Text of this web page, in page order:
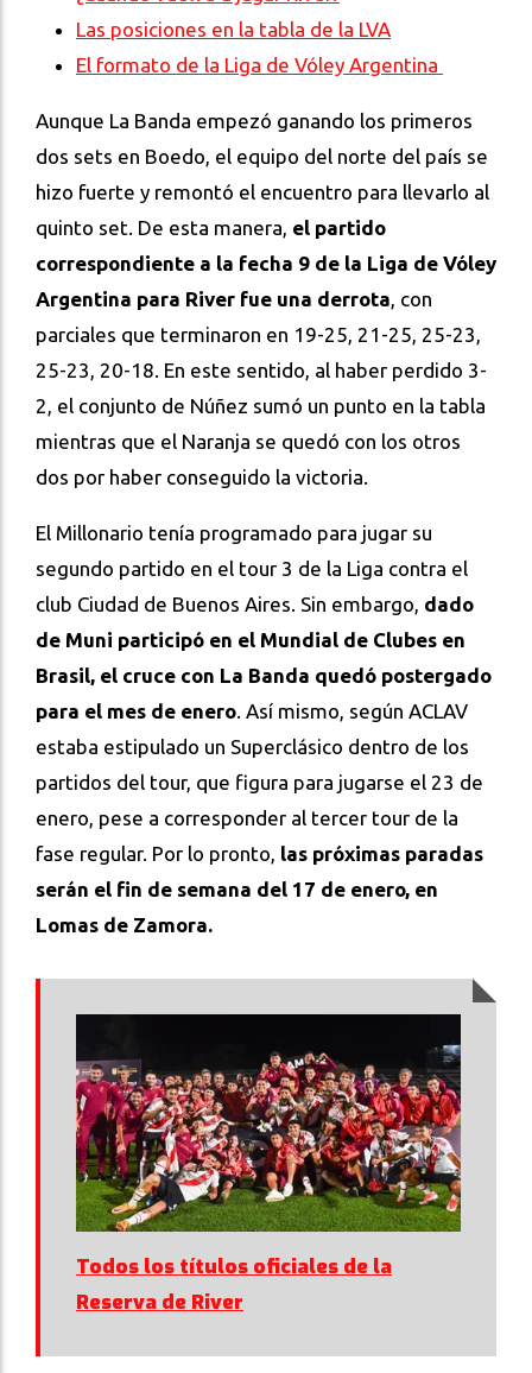
Las posiciones en la tabla de la LVA
El formato de la Liga de Vóley Argentina
Aunque La Banda empezó ganando los primeros
dos sets en Boedo, el equipo del norte del país se
hizo fuerte y remontó el encuentro para llevarlo al
quinto set. De esta manera, el partido
correspondiente a la fecha 9 de la Liga de Vóley
Argentina para River fue una derrota, con
parciales que terminaron en 19-25, 21-25, 25-23,
25-23, 20-18. En este sentido, al haber perdido 3-
2, el conjunto de Núñez sumó un punto en la tabla
mientras que el Naranja se quedó con los otros
dos por haber conseguido la victoria.
El Millonario tenía programado para jugar su
segundo partido en el tour 3 de la Liga contra el
club Ciudad de Buenos Aires. Sin embargo, dado
de Muni participó en el Mundial de Clubes en
Brasil, el cruce con La Banda quedó postergado
para el mes de enero. Así mismo, según ACLAV
estaba estipulado un Superclásico dentro de los
partidos del tour, que figura para jugarse el 23 de
enero, pese a corresponder al tercer tour de la
fase regular. Por lo pronto, las próximas paradas
serán el fin de semana del 17 de enero, en
Lomas de Zamora.
Todos los títulos oficiales de la
Reserva de River